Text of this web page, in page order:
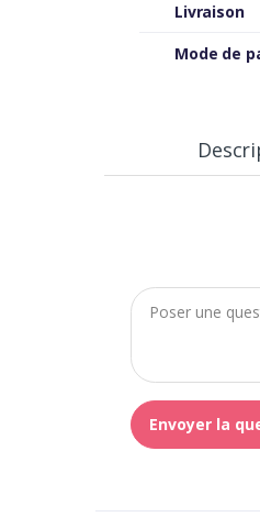
Livraison
Mode de
Envoyer la